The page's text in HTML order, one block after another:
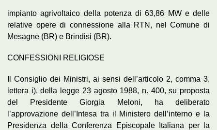
impianto agrivoltaico della potenza di 63,86 MW e delle
relative opere di connessione alla RTN, nel Comune di
Mesagne (BR) e Brindisi (BR).
CONFESSIONI RELIGIOSE
Il Consiglio dei Ministri, ai sensi dell’articolo 2, comma 3,
lettera i), della legge 23 agosto 1988, n. 400, su proposta
del Presidente Giorgia Meloni, ha deliberato
l’approvazione dell’Intesa tra il Ministero dell’interno e la
Presidenza della Conferenza Episcopale Italiana per la